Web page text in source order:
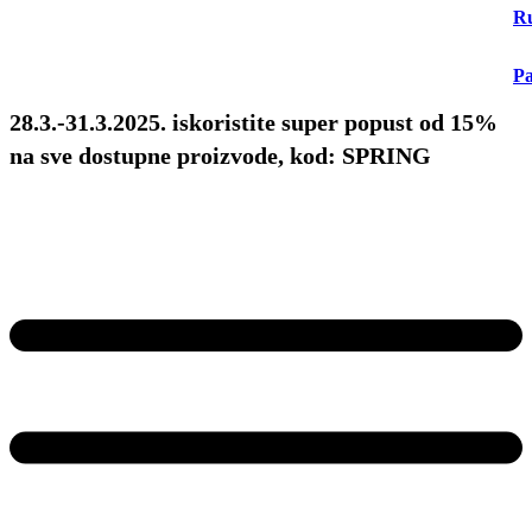
28.3.-31.3.2025. iskoristite super popust od 15%
na sve dostupne proizvode, kod: SPRING